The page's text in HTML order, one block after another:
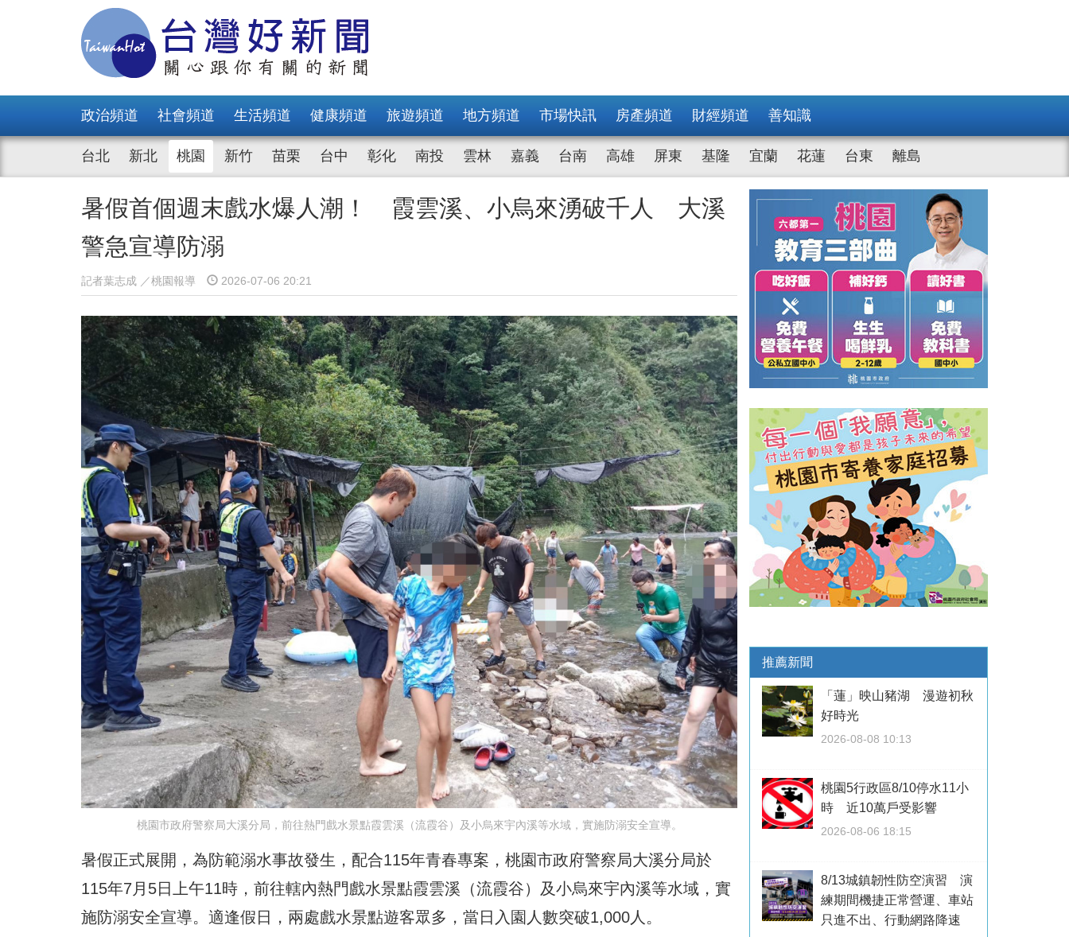
政治頻道 社會頻道 生活頻道 健康頻道 旅遊頻道 地方頻道 市場快訊 房產頻道 財經頻道 善知識
台北 新北 桃園 新竹 苗栗 台中 彰化 南投 雲林 嘉義 台南 高雄 屏東 基隆 宜蘭 花蓮 台東 離島
暑假首個週末戲水爆人潮！ 霞雲溪、小烏來湧破千人 大溪
警急宣導防溺
記者葉志成 ／桃園報導 2026-07-06 20:21
桃園市政府警察局大溪分局，前往熱門戲水景點霞雲溪（流霞谷）及小烏來宇內溪等水域，實施防溺安全宣導。
暑假正式展開，為防範溺水事故發生，配合115年青春專案，桃園市政府警察局大溪分局於
115年7月5日上午11時，前往轄內熱門戲水景點霞雲溪（流霞谷）及小烏來宇內溪等水域，實
施防溺安全宣導。適逢假日，兩處戲水景點遊客眾多，當日入園人數突破1,000人。
推薦新聞
「蓮」映山豬湖 漫遊初秋
好時光
2026-08-08 10:13
桃園5行政區8/10停水11小
時 近10萬戶受影響
2026-08-06 18:15
8/13城鎮韌性防空演習 演
練期間機捷正常營運、車站
只進不出、行動網路降速